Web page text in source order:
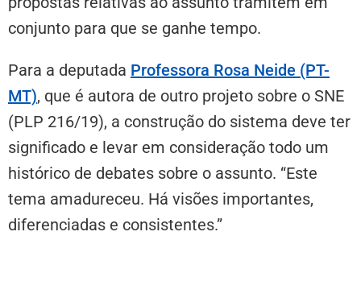
conjunto para que se ganhe tempo.
Para a deputada Professora Rosa Neide (PT-
MT), que é autora de outro projeto sobre o SNE
(PLP 216/19), a construção do sistema deve ter
significado e levar em consideração todo um
histórico de debates sobre o assunto. “Este
tema amadureceu. Há visões importantes,
diferenciadas e consistentes.”